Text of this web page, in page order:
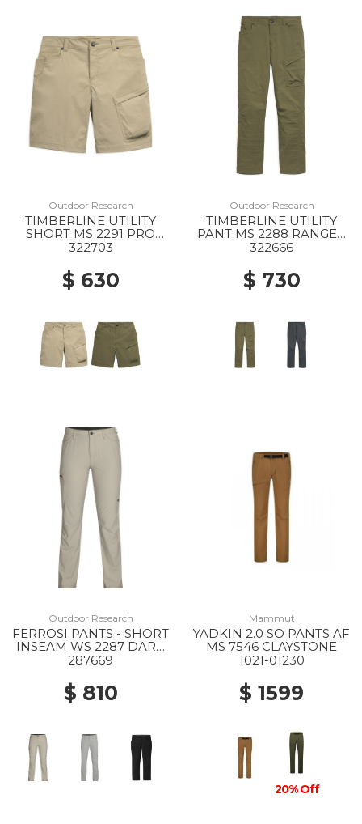
Outdoor Research
TIMBERLINE UTILITY
SHORT MS 2291 PRO
KHAKI
322703
$ 630
Outdoor Research
TIMBERLINE UTILITY
PANT MS 2288 RANGER
GREEN
322666
$ 730
Outdoor Research
FERROSI PANTS - SHORT
INSEAM WS 2287 DARK
SAND
287669
$ 810
Mammut
YADKIN 2.0 SO PANTS AF
MS 7546 CLAYSTONE
1021-01230
$ 1599
20% Off